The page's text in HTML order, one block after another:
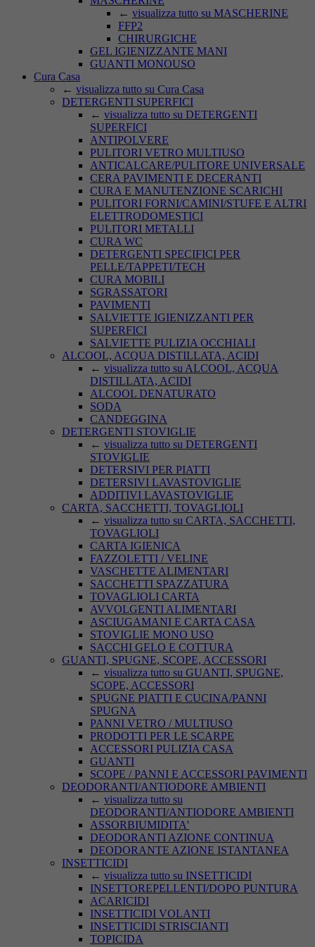
← visualizza tutto su MASCHERINE
FFP2
CHIRURGICHE
GEL IGIENIZZANTE MANI
GUANTI MONOUSO
Cura Casa
← visualizza tutto su Cura Casa
DETERGENTI SUPERFICI
← visualizza tutto su DETERGENTI
SUPERFICI
ANTIPOLVERE
PULITORI VETRO MULTIUSO
ANTICALCARE/PULITORE UNIVERSALE
CERA PAVIMENTI E DECERANTI
CURA E MANUTENZIONE SCARICHI
PULITORI FORNI/CAMINI/STUFE E ALTRI
ELETTRODOMESTICI
PULITORI METALLI
CURA WC
DETERGENTI SPECIFICI PER
PELLE/TAPPETI/TECH
CURA MOBILI
SGRASSATORI
PAVIMENTI
SALVIETTE IGIENIZZANTI PER
SUPERFICI
SALVIETTE PULIZIA OCCHIALI
ALCOOL, ACQUA DISTILLATA, ACIDI
← visualizza tutto su ALCOOL, ACQUA
DISTILLATA, ACIDI
ALCOOL DENATURATO
SODA
CANDEGGINA
DETERGENTI STOVIGLIE
← visualizza tutto su DETERGENTI
STOVIGLIE
DETERSIVI PER PIATTI
DETERSIVI LAVASTOVIGLIE
ADDITIVI LAVASTOVIGLIE
CARTA, SACCHETTI, TOVAGLIOLI
← visualizza tutto su CARTA, SACCHETTI,
TOVAGLIOLI
CARTA IGIENICA
FAZZOLETTI / VELINE
VASCHETTE ALIMENTARI
SACCHETTI SPAZZATURA
TOVAGLIOLI CARTA
AVVOLGENTI ALIMENTARI
ASCIUGAMANI E CARTA CASA
STOVIGLIE MONO USO
SACCHI GELO E COTTURA
GUANTI, SPUGNE, SCOPE, ACCESSORI
← visualizza tutto su GUANTI, SPUGNE,
SCOPE, ACCESSORI
SPUGNE PIATTI E CUCINA/PANNI
SPUGNA
PANNI VETRO / MULTIUSO
PRODOTTI PER LE SCARPE
ACCESSORI PULIZIA CASA
GUANTI
SCOPE / PANNI E ACCESSORI PAVIMENTI
DEODORANTI/ANTIODORE AMBIENTI
← visualizza tutto su
DEODORANTI/ANTIODORE AMBIENTI
ASSORBIUMIDITA'
DEODORANTI AZIONE CONTINUA
DEODORANTE AZIONE ISTANTANEA
INSETTICIDI
← visualizza tutto su INSETTICIDI
INSETTOREPELLENTI/DOPO PUNTURA
ACARICIDI
INSETTICIDI VOLANTI
INSETTICIDI STRISCIANTI
TOPICIDA